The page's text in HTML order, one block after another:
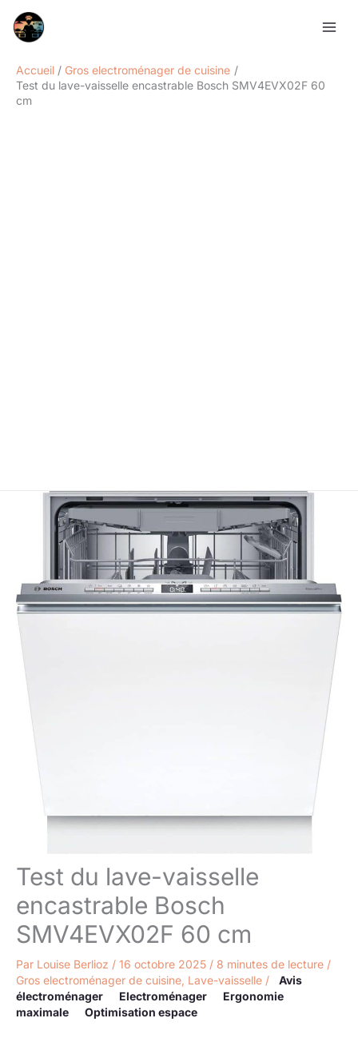
Accueil
Gros electroménager de cuisine
Test du lave-vaisselle encastrable Bosch SMV4EVX02F 60
cm
Test du lave-vaisselle
encastrable Bosch
SMV4EVX02F 60 cm
Par Louise Berlioz / 16 octobre 2025 / 8 minutes de lecture /
Gros electroménager de cuisine Lave-vaisselle /
Avis
électroménager
Electroménager
Ergonomie
maximale
Optimisation espace
Rechercher